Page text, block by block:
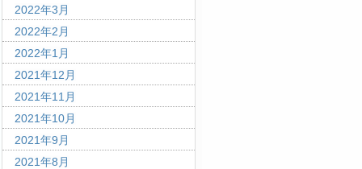
2022年3月
2022年2月
2022年1月
2021年12月
2021年11月
2021年10月
2021年9月
2021年8月